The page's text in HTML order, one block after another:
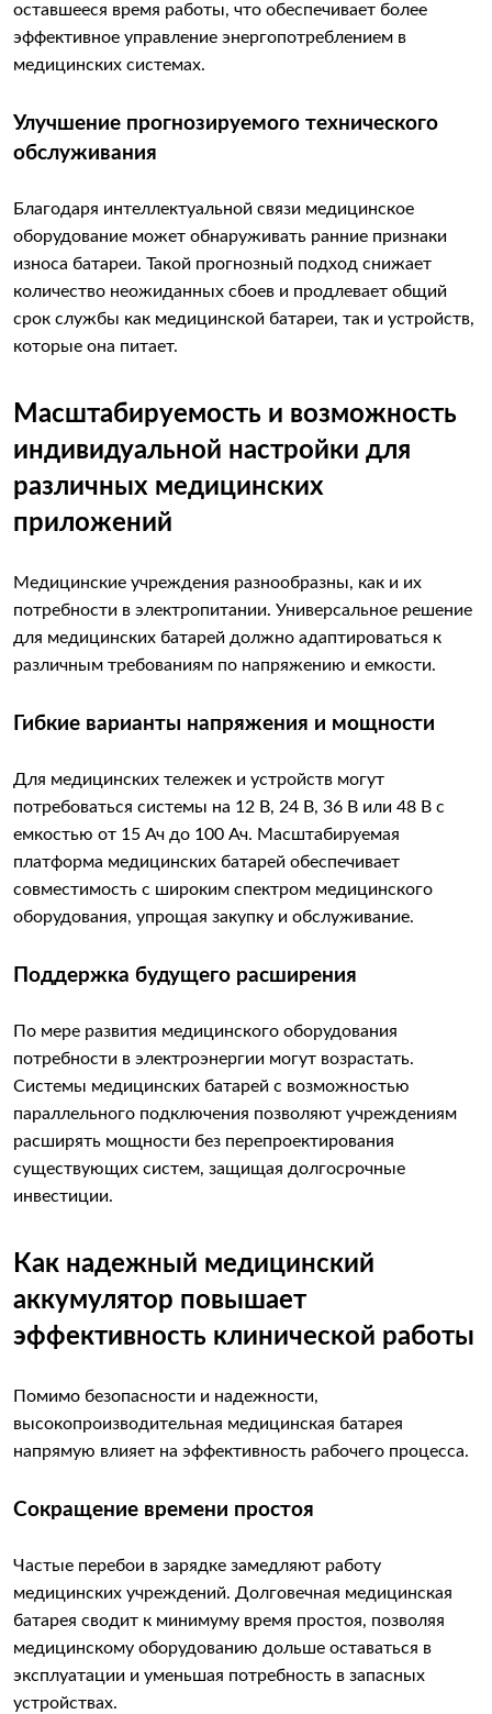
оставшееся время работы, что обеспечивает более
эффективное управление энергопотреблением в
медицинских системах.
Улучшение прогнозируемого технического
обслуживания
Благодаря интеллектуальной связи медицинское
оборудование может обнаруживать ранние признаки
износа батареи. Такой прогнозный подход снижает
количество неожиданных сбоев и продлевает общий
срок службы как медицинской батареи, так и устройств,
которые она питает.
Масштабируемость и возможность
индивидуальной настройки для
различных медицинских
приложений
Медицинские учреждения разнообразны, как и их
потребности в электропитании. Универсальное решение
для медицинских батарей должно адаптироваться к
различным требованиям по напряжению и емкости.
Гибкие варианты напряжения и мощности
Для медицинских тележек и устройств могут
потребоваться системы на 12 В, 24 В, 36 В или 48 В с
емкостью от 15 Ач до 100 Ач. Масштабируемая
платформа медицинских батарей обеспечивает
совместимость с широким спектром медицинского
оборудования, упрощая закупку и обслуживание.
Поддержка будущего расширения
По мере развития медицинского оборудования
потребности в электроэнергии могут возрастать.
Системы медицинских батарей с возможностью
параллельного подключения позволяют учреждениям
расширять мощности без перепроектирования
существующих систем, защищая долгосрочные
инвестиции.
Как надежный медицинский
аккумулятор повышает
эффективность клинической работы
Помимо безопасности и надежности,
высокопроизводительная медицинская батарея
напрямую влияет на эффективность рабочего процесса.
Сокращение времени простоя
Частые перебои в зарядке замедляют работу
медицинских учреждений. Долговечная медицинская
батарея сводит к минимуму время простоя, позволяя
медицинскому оборудованию дольше оставаться в
эксплуатации и уменьшая потребность в запасных
устройствах.